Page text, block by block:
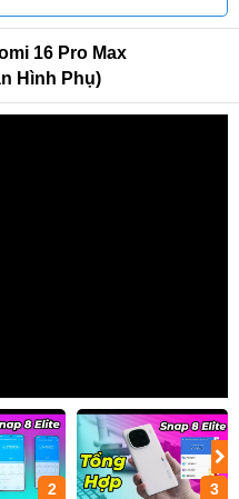
16 Pro Max
Hình Phụ)
2 3